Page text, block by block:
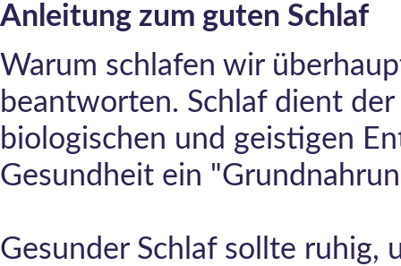
Anleitung zum guten Schlaf
Warum schlafen wir
beantworten. Schlaf dient
biologischen und geistigen
Gesundheit ein
Gesunder Schlaf sollte ruhig,